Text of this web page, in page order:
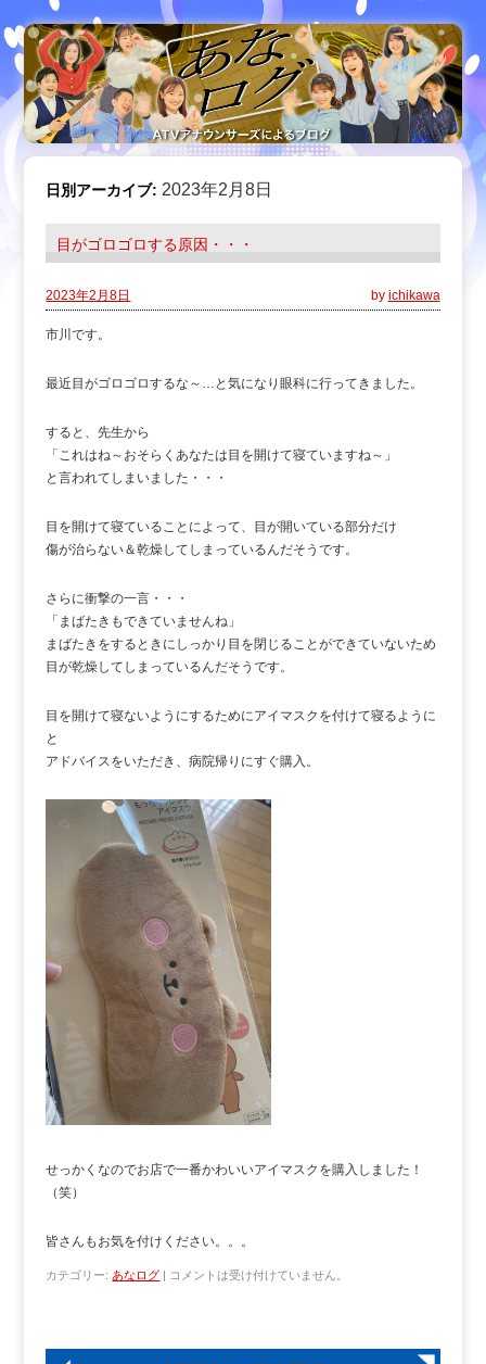
日別アーカイブ:2023年2月8日
目がゴロゴロする原因・・・
2023年2月8日 by ichikawa
市川です。
最近目がゴロゴロするな～…と気になり眼科に行ってきました。
すると、先生から
「これはね～おそらくあなたは目を開けて寝ていますね～」
と言われてしまいました・・・
目を開けて寝ていることによって、目が開いている部分だけ
傷が治らない＆乾燥してしまっているんだそうです。
さらに衝撃の一言・・・
「まばたきもできていませんね」
まばたきをするときにしっかり目を閉じることができていないため
目が乾燥してしまっているんだそうです。
目を開けて寝ないようにするためにアイマスクを付けて寝るように
と
アドバイスをいただき、病院帰りにすぐ購入。
せっかくなのでお店で一番かわいいアイマスクを購入しました！
（笑）
皆さんもお気を付けください。。。
カテゴリー: あなログ コメントは受け付けていません。